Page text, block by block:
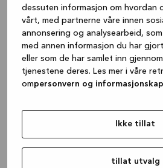
dessuten informasjon om hvordan
vårt, med partnerne våre innen
annonsering og analysearbeid,
med annen informasjon du har
eller som de har samlet inn
tjenestene deres. Les mer i våre
ompersonvern og
Ikke tillat
tillat utvalg
(see the
information).